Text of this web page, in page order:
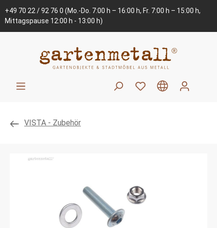
+49 70 22 / 92 76 0 (Mo.-Do. 7:00 h – 16:00 h, Fr. 7:00 h – 15:00 h,
Mittagspause 12:00 h - 13:00 h)
VISTA - Zubehör